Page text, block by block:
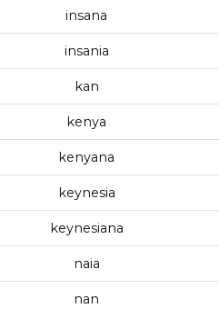
insana
insania
kan
kenya
kenyana
keynesia
keynesiana
naia
nan